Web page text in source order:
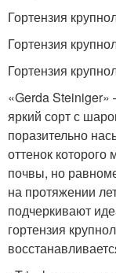
Гортензия
Гортензия
Гортензия
«Gerda Steiniger»
яркий сорт с
поразительно
оттенок которого
почвы, но
на протяжении
подчеркивают
гортензия